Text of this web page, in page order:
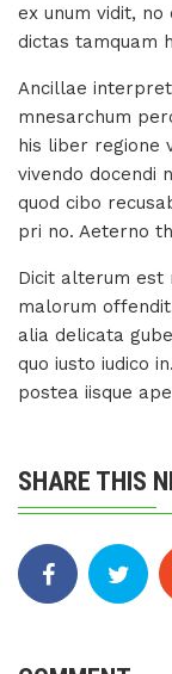
ex unum vidit,
dictas tamquam
Ancillae
mnesarchum
his liber regione
vivendo docendi
quod cibo
pri no. Aeterno
Dicit alterum est
malorum
alia delicata
quo iusto iudico
postea iisque
SHARE THIS